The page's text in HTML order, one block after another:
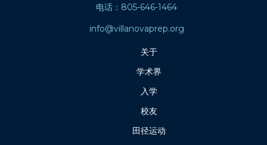
电话：805-646-1464
info@villanovaprep.org
关于
学术界
入学
校友
田径运动